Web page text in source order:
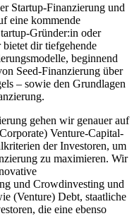
Startup-Finanzierung und
eine kommende
Gründer:in oder
bietet dir tiefgehende
beginnend
Seed-Finanzierung über
– sowie den Grundlagen
gehen wir genauer auf
Venture-Capital-
der Investoren, um
zu maximieren. Wir
und Crowdinvesting und
(Venture) Debt, staatliche
die eine ebenso